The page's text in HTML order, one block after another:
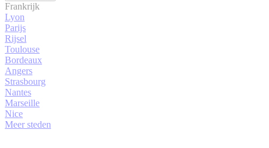
Frankrijk
Lyon
Parijs
Rijsel
Toulouse
Bordeaux
Angers
Strasbourg
Nantes
Marseille
Nice
Meer steden